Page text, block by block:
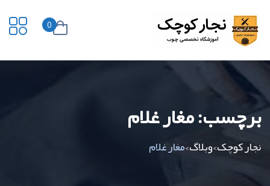
0
برچسب:مغار غلام
نجار کوچک>وبلاگ>مغار غلام